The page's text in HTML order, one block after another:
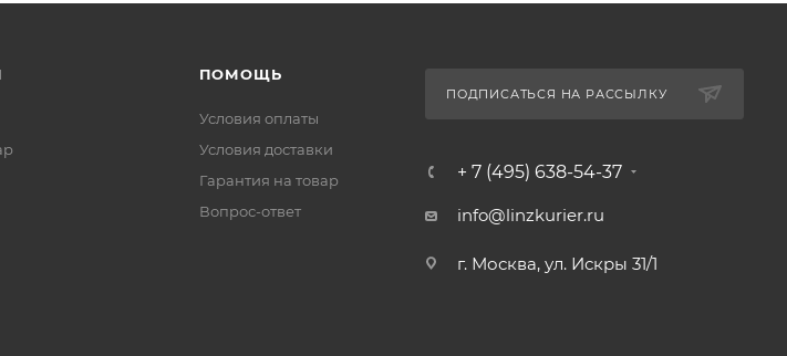
ПОМОЩЬ
Условия оплаты
Условия доставки
Гарантия на товар
Вопрос-ответ
ПОДПИСАТЬСЯ НА РАССЫЛКУ
+ 7 (495) 638-54-37
info@linzkurier.ru
г. Москва, ул. Искры 31/1